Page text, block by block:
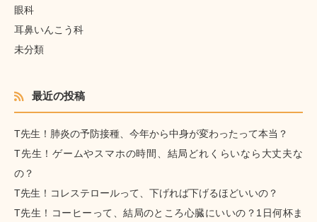
眼科
耳鼻いんこう科
未分類
最近の投稿
T先生！肺炎の予防接種、今年から中身が変わったって本当？
T先生！ゲームやスマホの時間、結局どれくらいなら大丈夫な
の？
T先生！コレステロールって、下げれば下げるほどいいの？
T先生！コーヒーって、結局のところ心臓にいいの？1日何杯ま